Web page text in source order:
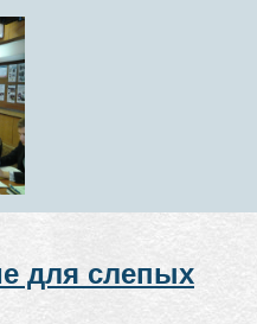
создания
общества
для слепых